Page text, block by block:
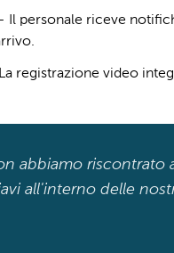
Il personale riceve
La registrazione video
abbiamo
all'interno delle